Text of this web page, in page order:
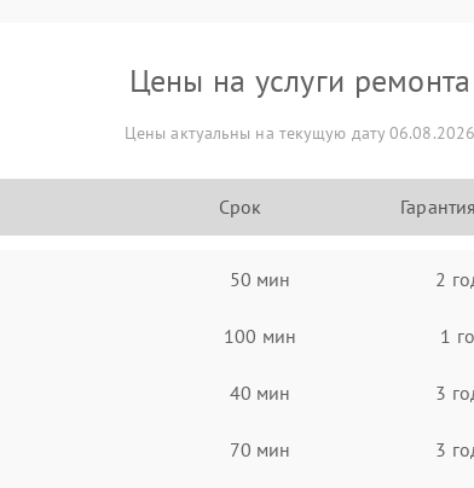
Цены на услуги ремонта
Цены актуальны на текущую дату 06.08.2026
Срок Гарантия
50 мин 2
100 мин 1
40 мин 3
70 мин 3